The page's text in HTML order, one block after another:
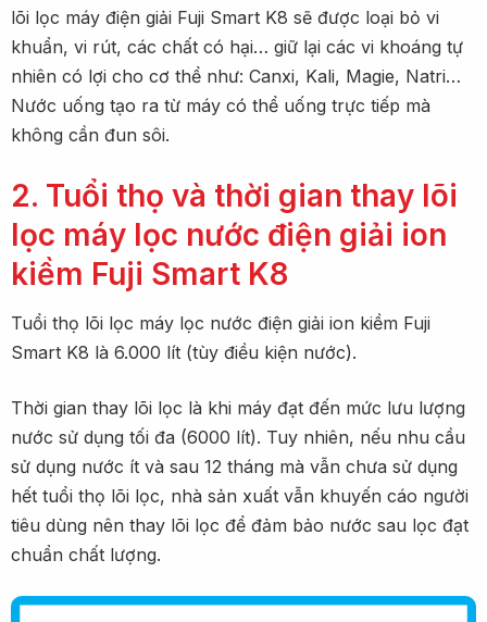
lõi lọc máy điện giải Fuji Smart K8 sẽ được loại bỏ vi
khuẩn, vi rút, các chất có hại… giữ lại các vi khoáng tự
nhiên có lợi cho cơ thể như: Canxi, Kali, Magie, Natri…
Nước uống tạo ra từ máy có thể uống trực tiếp mà
không cần đun sôi.
2. Tuổi thọ và thời gian thay lõi
lọc máy lọc nước điện giải ion
kiềm Fuji Smart K8
Tuổi thọ lõi lọc máy lọc nước điện giải ion kiềm Fuji
Smart K8 là 6.000 lít (tùy điều kiện nước).
Thời gian thay lõi lọc là khi máy đạt đến mức lưu lượng
nước sử dụng tối đa (6000 lít). Tuy nhiên, nếu nhu cầu
sử dụng nước ít và sau 12 tháng mà vẫn chưa sử dụng
hết tuổi thọ lõi lọc, nhà sản xuất vẫn khuyến cáo người
tiêu dùng nên thay lõi lọc để đảm bảo nước sau lọc đạt
chuẩn chất lượng.